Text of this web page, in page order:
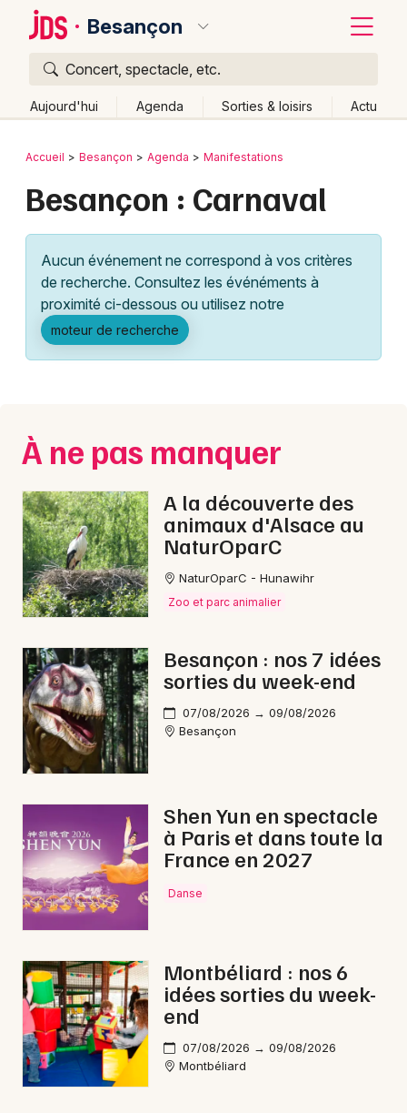
Besançon
Concert, spectacle, etc.
Aujourd'hui Agenda Sorties & loisirs Actu
Publier un événement
Grands événements
Activité & Expérience
Manifestations
Spectacles
Concerts
Sports
Soirées
Sorties famille
Expos
Sorties & loisirs
Carnaval dans le Doubs
Carnaval en Bourgogne-Franche-Comté
Artistes en tournée
Actus à Besançon
Magazine à Besançon
Bordeaux
Lille
Lyon
Marseille
Nantes
Nice
Paris
Strasbourg
Toulouse
Retour
Accueil Besançon Agenda Manifestations
Besançon : Carnaval
Aucun événement ne correspond à vos critères
de recherche. Consultez les événéments à
proximité ci-dessous ou utilisez notre
moteur de recherche
À ne pas manquer
A la découverte des
animaux d'Alsace au
NaturOparC
NaturOparC - Hunawihr
Zoo et parc animalier
Besançon : nos 7 idées
sorties du week-end
07/08/2026 → 09/08/2026
Besançon
Shen Yun en spectacle
à Paris et dans toute la
France en 2027
Danse
Montbéliard : nos 6
idées sorties du week-
end
07/08/2026 → 09/08/2026
Montbéliard
Quoi ?
Où ?
Partout
Près de moi Changer de lieu
Quand ?
Ce week-end